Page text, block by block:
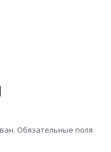
Обязательные поля